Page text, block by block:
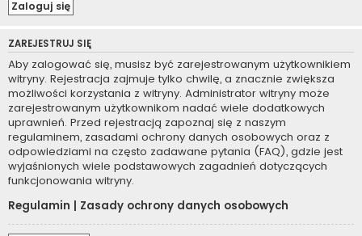
ZAREJESTRUJ SIĘ
Aby zalogować się, musisz być zarejestrowanym użytkownikiem
witryny. Rejestracja zajmuje tylko chwilę, a znacznie zwiększa
możliwości korzystania z witryny. Administrator witryny może
zarejestrowanym użytkownikom nadać wiele dodatkowych
uprawnień. Przed rejestracją zapoznaj się z naszym
regulaminem, zasadami ochrony danych osobowych oraz z
odpowiedziami na często zadawane pytania (FAQ), gdzie jest
wyjaśnionych wiele podstawowych zagadnień dotyczących
funkcjonowania witryny.
Regulamin | Zasady ochrony danych osobowych